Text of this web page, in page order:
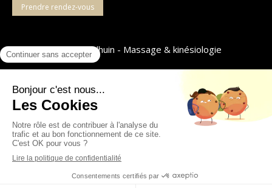
Prendre rendez-vous
©2023 Natasha Bodhuin - Massage & kinésiologie
Création et référencement du site par Simplébo
Site partenaire deAnnuaire Thérapeutes